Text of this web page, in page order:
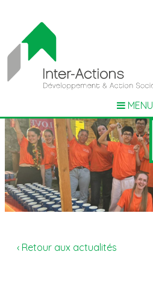
MENU
‹ Retour aux actualités